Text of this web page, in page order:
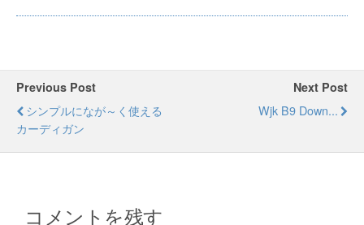
Previous Post
シンプルになが～く使える
カーディガン
Next Post
Wjk B9 Down...
コメントを残す